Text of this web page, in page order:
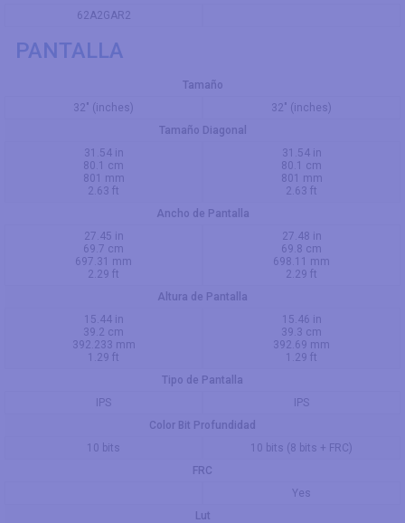
62A2GAR2
PANTALLA
Tamaño
32" (inches)
32" (inches)
Tamaño Diagonal
31.54 in
80.1 cm
801 mm
2.63 ft
31.54 in
80.1 cm
801 mm
2.63 ft
Ancho de Pantalla
27.45 in
69.7 cm
697.31 mm
2.29 ft
27.48 in
69.8 cm
698.11 mm
2.29 ft
Altura de Pantalla
15.44 in
39.2 cm
392.233 mm
1.29 ft
15.46 in
39.3 cm
392.69 mm
1.29 ft
Tipo de Pantalla
IPS
IPS
Color Bit Profundidad
10 bits
10 bits (8 bits + FRC)
FRC
Yes
Lut